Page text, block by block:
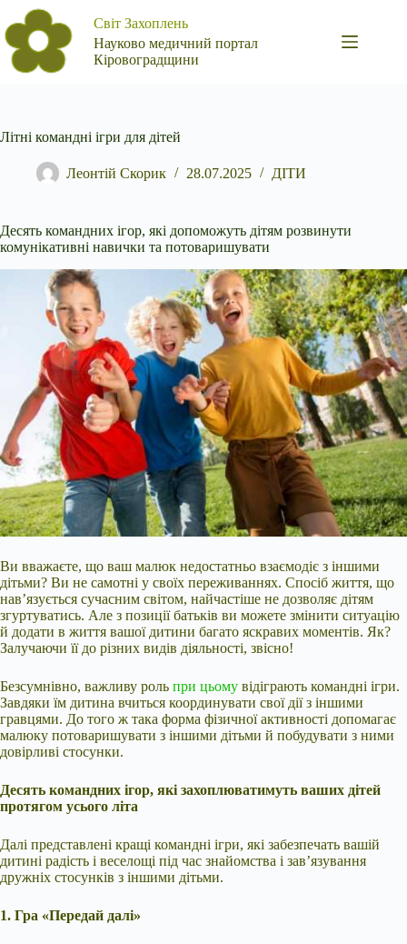
Перейти
до
вмісту
Світ Захоплень
Науково медичний портал
Кіровоградщини
Літні командні ігри для дітей
Леонтій Скорик 28.07.2025 ДІТИ
Десять командних ігор, які допоможуть дітям розвинути
комунікативні навички та потоваришувати
Ви вважаєте, що ваш малюк недостатньо взаємодіє з іншими
дітьми? Ви не самотні у своїх переживаннях. Спосіб життя, що
нав’язується сучасним світом, найчастіше не дозволяє дітям
згуртуватись. Але з позиції батьків ви можете змінити ситуацію
й додати в життя вашої дитини багато яскравих моментів. Як?
Залучаючи її до різних видів діяльності, звісно!
Безсумнівно, важливу роль при цьому відіграють командні ігри.
Завдяки їм дитина вчиться координувати свої дії з іншими
гравцями. До того ж така форма фізичної активності допомагає
малюку потоваришувати з іншими дітьми й побудувати з ними
довірливі стосунки.
Десять командних ігор, які захоплюватимуть ваших дітей
протягом усього літа
Далі представлені кращі командні ігри, які забезпечать вашій
дитині радість і веселощі під час знайомства і зав’язування
дружніх стосунків з іншими дітьми.
1. Гра «Передай далі»